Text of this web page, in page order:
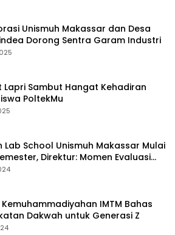
Unismuh Makassar dan Desa
Dorong Sentra Garam Industri
Lapri Sambut Hangat Kehadiran
PoltekMu
Lab School Unismuh Makassar Mulai
Direktur: Momen Evaluasi
IMTM Bahas
Dakwah untuk Generasi Z